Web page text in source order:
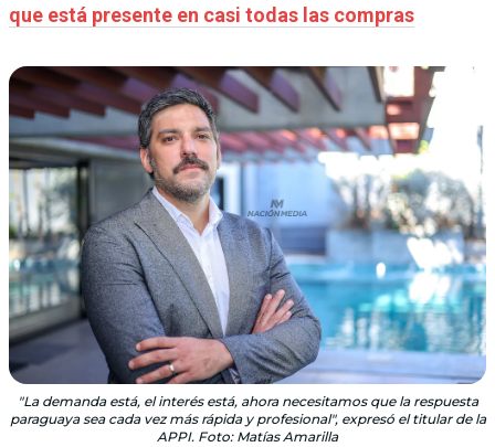
que está presente en casi todas las compras
"La demanda está, el interés está, ahora necesitamos que la respuesta
paraguaya sea cada vez más rápida y profesional", expresó el titular de la
APPI. Foto: Matías Amarilla